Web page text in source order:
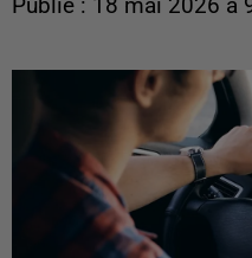
Publié : 18 mai 2026 à